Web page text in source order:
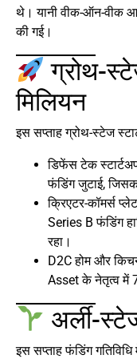
थे। यानी वीक-ऑन-वीक
की गई।
ग्रोथ-
मिलियन
इस सप्ताह ग्रोथ-स्टेज
डिफेंस टेक
फंडिंग जुटाई,
क्रिएटर-कॉमर्स
Series B फंडिंग
रहा।
D2C होम और
Asset के नेतृत्व में
अर्ली-
इस सप्ताह फंडिंग